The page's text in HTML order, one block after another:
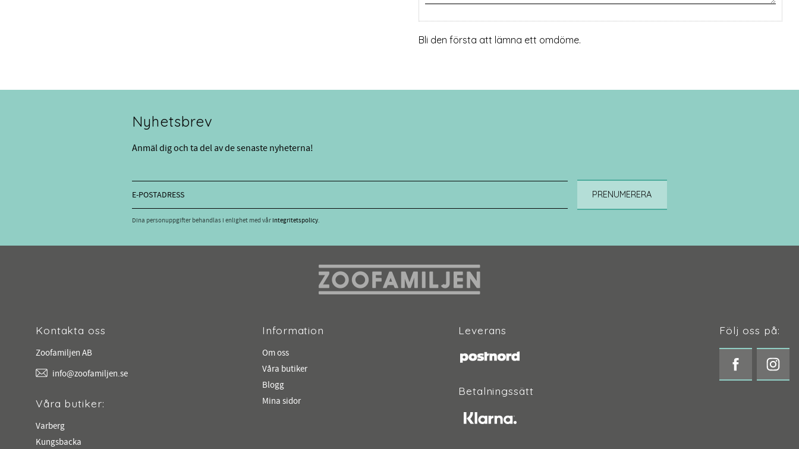
Bli den första att lämna ett omdöme.
Nyhetsbrev
Anmäl dig och ta del av de senaste nyheterna!
PRENUMERERA
Dina personuppgifter behandlas i enlighet med vårintegritetspolicy.
Kontakta oss
Zoofamiljen AB
info@zoofamiljen.se
Våra butiker:
Varberg
Kungsbacka
Information
Om oss
Våra butiker
Blogg
Mina sidor
Leverans
Betalningssätt
Följ oss på: